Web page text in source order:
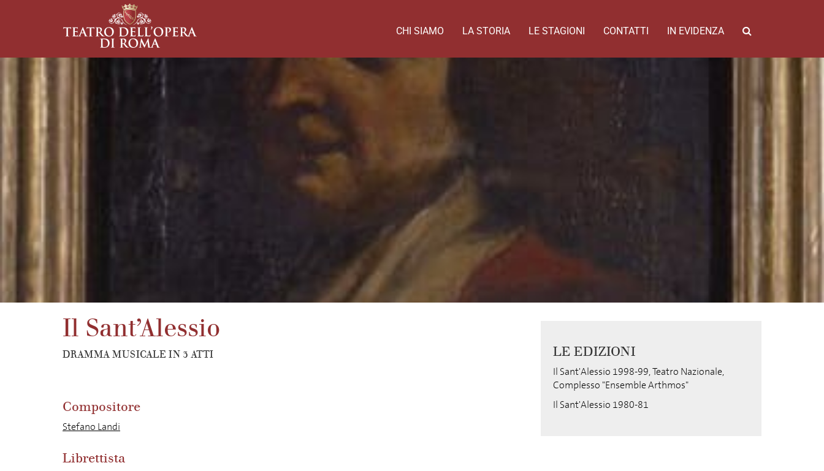
CHI SIAMO LA STORIA LE STAGIONI CONTATTI IN EVIDENZA
Il Sant’Alessio
DRAMMA MUSICALE IN 3 ATTI
Compositore
Stefano Landi
Librettista
LE EDIZIONI
Il Sant'Alessio 1998-99, Teatro Nazionale,
Complesso "Ensemble Arthmos"
Il Sant'Alessio 1980-81